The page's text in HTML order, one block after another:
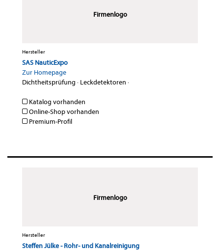
Firmenlogo
Hersteller
SAS NauticExpo
Zur Homepage
Dichtheitsprüfung · Leckdetektoren ·
Katalog vorhanden
Online-Shop vorhanden
Premium-Profil
Firmenlogo
Hersteller
Steffen Jülke - Rohr- und Kanalreinigung